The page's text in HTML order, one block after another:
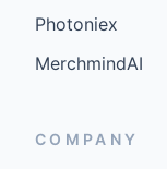
Photoniex
MerchmindAI
COMPANY